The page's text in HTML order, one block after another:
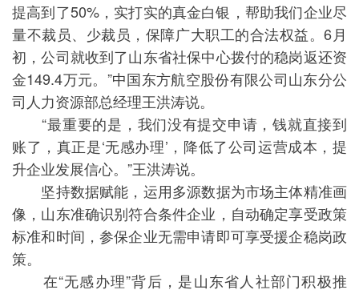
提高到了50%，实打实的真金白银，帮助我们企业尽
量不裁员、少裁员，保障广大职工的合法权益。6月
初，公司就收到了山东省社保中心拨付的稳岗返还资
金149.4万元。”中国东方航空股份有限公司山东分公
司人力资源部总经理王洪涛说。
“最重要的是，我们没有提交申请，钱就直接到
账了，真正是‘无感办理’，降低了公司运营成本，提
升企业发展信心。”王洪涛说。
坚持数据赋能，运用多源数据为市场主体精准画
像，山东准确识别符合条件企业，自动确定享受政策
标准和时间，参保企业无需申请即可享受援企稳岗政
策。
在“无感办理”背后，是山东省人社部门积极推